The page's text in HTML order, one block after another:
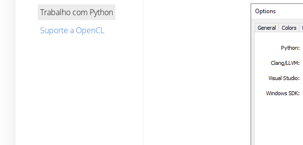
Trabalho com Python
Suporte a OpenCL